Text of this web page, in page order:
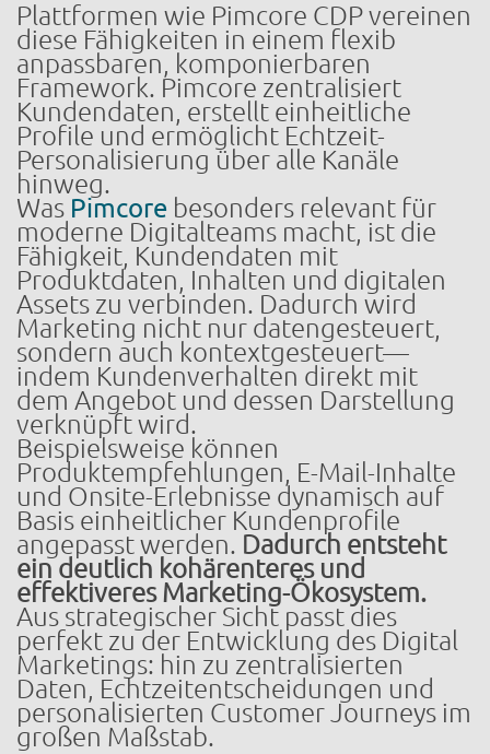
Plattformen wie Pimcore CDP vereinen
diese Fähigkeiten in einem flexib
anpassbaren, komponierbaren
Framework. Pimcore zentralisiert
Kundendaten, erstellt einheitliche
Profile und ermöglicht Echtzeit-
Personalisierung über alle Kanäle
hinweg.
Was Pimcore besonders relevant für
moderne Digitalteams macht, ist die
Fähigkeit, Kundendaten mit
Produktdaten, Inhalten und digitalen
Assets zu verbinden. Dadurch wird
Marketing nicht nur datengesteuert,
sondern auch kontextgesteuert—
indem Kundenverhalten direkt mit
dem Angebot und dessen Darstellung
verknüpft wird.
Beispielsweise können
Produktempfehlungen, E-Mail-Inhalte
und Onsite-Erlebnisse dynamisch auf
Basis einheitlicher Kundenprofile
angepasst werden. Dadurch entsteht
ein deutlich kohärenteres und
effektiveres Marketing-Ökosystem.
Aus strategischer Sicht passt dies
perfekt zu der Entwicklung des Digital
Marketings: hin zu zentralisierten
Daten, Echtzeitentscheidungen und
personalisierten Customer Journeys im
großen Maßstab.